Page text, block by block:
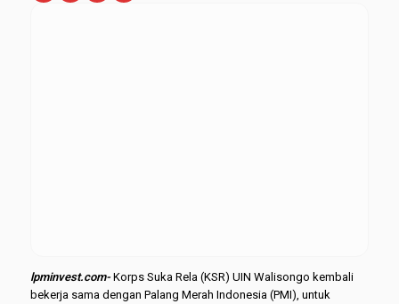
lpminvest.com-Korps Suka Rela (KSR) UIN Walisongo kembali
bekerja sama dengan Palang Merah Indonesia (PMI), untuk